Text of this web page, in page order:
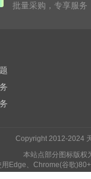
批量采购，专享服务
Copyright 2012-2024
本站点部分图标版权
用Edge、Chrome(谷歌